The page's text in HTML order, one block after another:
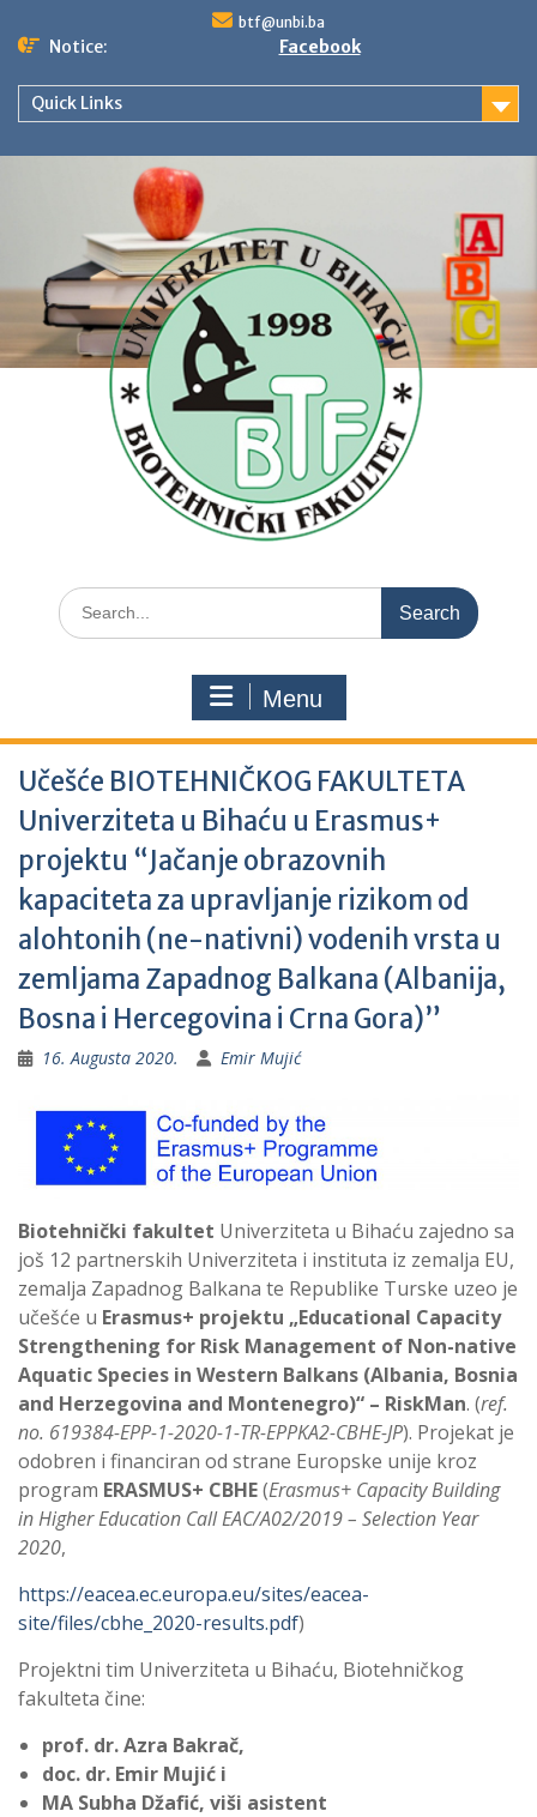
btf@unbi.ba
Notice: Facebook
Quick Links
Search
for:
Menu
Učešće BIOTEHNIČKOG FAKULTETA
Univerziteta u Bihaću u Erasmus+
projektu “Jačanje obrazovnih
kapaciteta za upravljanje rizikom od
alohtonih (ne-nativni) vodenih vrsta u
zemljama Zapadnog Balkana (Albanija,
Bosna i Hercegovina i Crna Gora)”
16. Augusta 2020. Emir Mujić
Biotehnički fakultet Univerziteta u Bihaću zajedno sa
još 12 partnerskih Univerziteta i instituta iz zemalja EU,
zemalja Zapadnog Balkana te Republike Turske uzeo je
učešće u Erasmus+ projektu „Educational Capacity
Strengthening for Risk Management of Non-native
Aquatic Species in Western Balkans (Albania, Bosnia
and Herzegovina and Montenegro)“ – RiskMan. (ref.
no. 619384-EPP-1-2020-1-TR-EPPKA2-CBHE-JP). Projekat je
odobren i financiran od strane Europske unije kroz
program ERASMUS+ CBHE(Erasmus+ Capacity Building
in Higher Education Call EAC/A02/2019 – Selection Year
2020,
https://eacea.ec.europa.eu/sites/eacea-
site/files/cbhe_2020-results.pdf)
Projektni tim Univerziteta u Bihaću, Biotehničkog
fakulteta čine:
prof. dr. Azra Bakrač,
doc. dr. Emir Mujić i
MA Subha Džafić, viši asistent